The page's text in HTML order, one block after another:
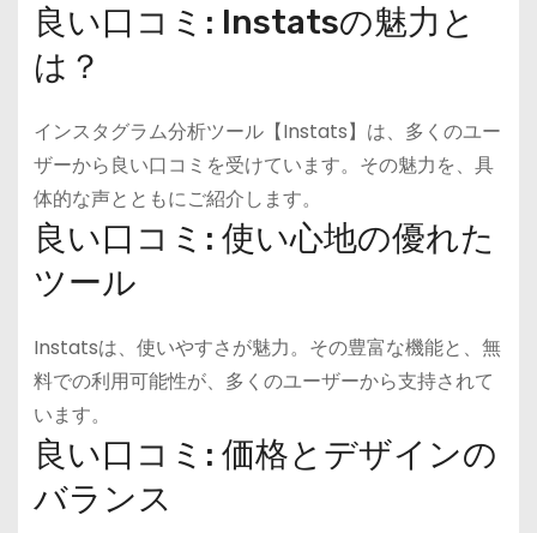
良い口コミ: Instatsの魅力と
は？
インスタグラム分析ツール【Instats】は、多くのユー
ザーから良い口コミを受けています。その魅力を、具
体的な声とともにご紹介します。
良い口コミ: 使い心地の優れた
ツール
Instatsは、使いやすさが魅力。その豊富な機能と、無
料での利用可能性が、多くのユーザーから支持されて
います。
良い口コミ: 価格とデザインの
バランス